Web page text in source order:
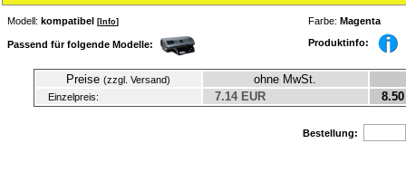
Modell: kompatibel [ Info] Farbe: Magenta
Passend für folgende Modelle: Produktinfo:
Preise (zzgl. Versand) ohne MwSt.
Einzelpreis: 7.14 EUR 8.50
Bestellung: